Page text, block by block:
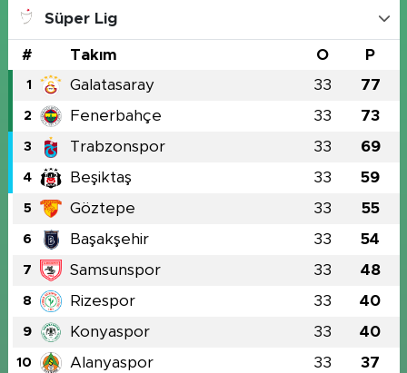
Süper Lig
# Takım O P
1 Galatasaray 33 77
2 Fenerbahçe 33 73
3 Trabzonspor 33 69
4 Beşiktaş 33 59
5 Göztepe 33 55
6 Başakşehir 33 54
7 Samsunspor 33 48
8 Rizespor 33 40
9 Konyaspor 33 40
10 Alanyaspor 33 37